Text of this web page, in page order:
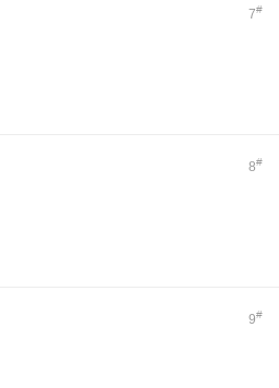
7#
8#
9#